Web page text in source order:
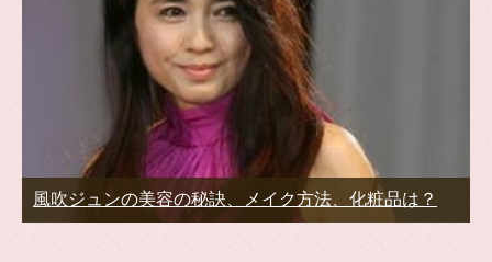
風吹ジュンの美容の秘訣、メイク方法、化粧品は？